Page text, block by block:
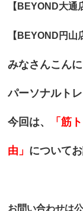
【BEYOND大
【BEYOND円
みなさんこんに
パーソナルト
今回は、 「筋
由」 について
お問い合わせは